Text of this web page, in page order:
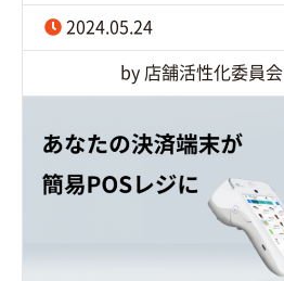
2024.05.24
by 店舗活性化委員会